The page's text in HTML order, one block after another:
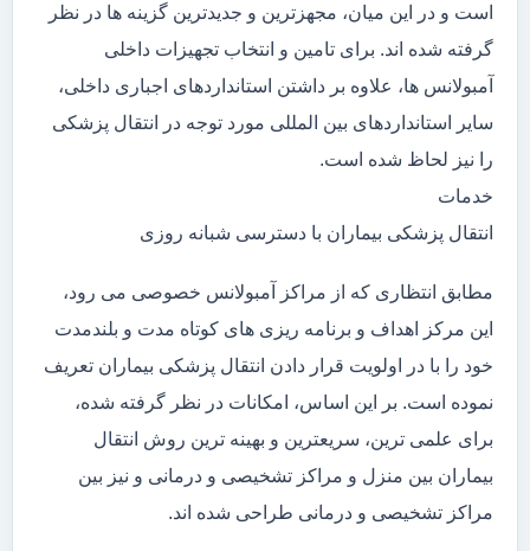
است و در این میان، مجهزترین و جدیدترین گزینه ها در نظر
گرفته شده اند. برای تامین و انتخاب تجهیزات داخلی
آمبولانس ها، علاوه بر داشتن استانداردهای اجباری داخلی،
سایر استانداردهای بین المللی مورد توجه در انتقال پزشکی
را نیز لحاظ شده است.
خدمات
انتقال پزشکی بیماران با دسترسی شبانه روزی
مطابق انتظاری که از مراکز آمبولانس خصوصی می رود،
این مرکز اهداف و برنامه ریزی های کوتاه مدت و بلندمدت
خود را با در اولویت قرار دادن انتقال پزشکی بیماران تعریف
نموده است. بر این اساس، امکانات در نظر گرفته شده،
برای علمی ترین، سریعترین و بهینه ترین روش انتقال
بیماران بین منزل و مراکز تشخیصی و درمانی و نیز بین
مراکز تشخیصی و درمانی طراحی شده اند.